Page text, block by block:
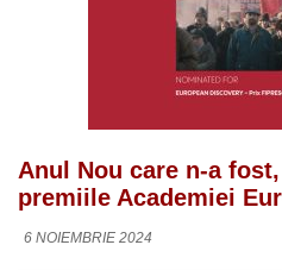
Anul Nou care n-a
premiile Academiei
6 NOIEMBRIE 2024